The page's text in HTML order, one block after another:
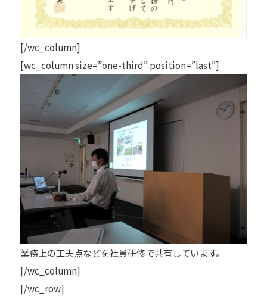
[/wc_column]
[wc_column size=”one-third” position=”last”]
業務上の工夫点などを社員研修で共有しています。
[/wc_column]
[/wc_row]